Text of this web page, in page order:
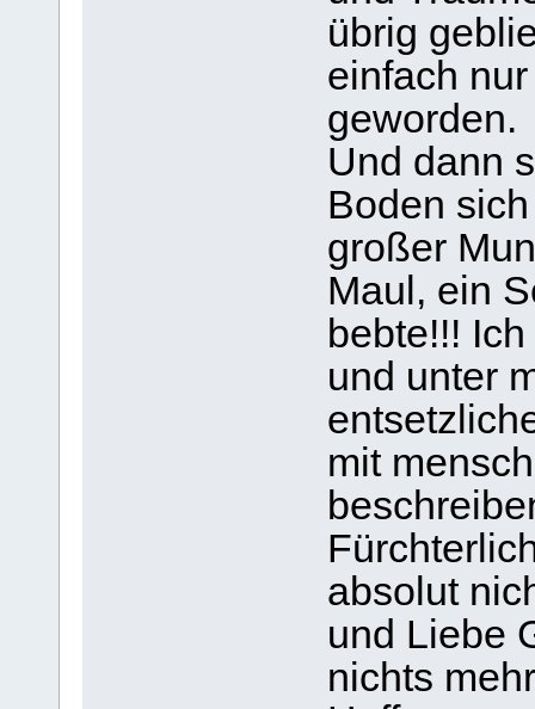
übrig
einfach
geworden.
Und dann
Boden
großer
Maul, ein
bebte!!!
und unter
mit
absolut
und Liebe
nichts